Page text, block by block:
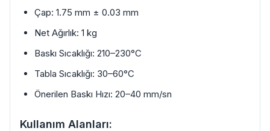
Çap: 1.75 mm ± 0.03 mm
Net Ağırlık: 1 kg
Baskı Sıcaklığı: 210–230°C
Tabla Sıcaklığı: 30–60°C
Önerilen Baskı Hızı: 20–40 mm/sn
Kullanım Alanları: